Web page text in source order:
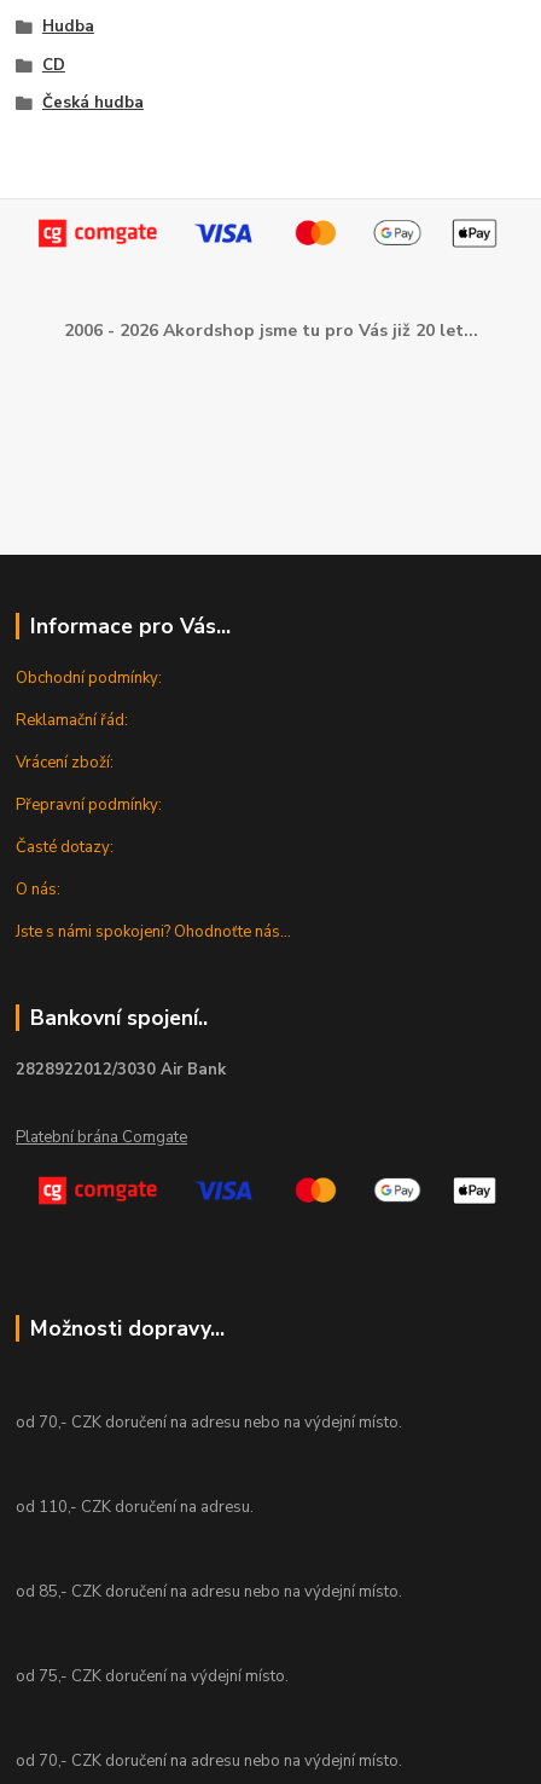
Hudba
CD
Česká hudba
2006 - 2026 Akordshop jsme tu pro Vás již 20 let...
Informace pro Vás...
Obchodní podmínky:
Reklamační řád:
Vrácení zboží:
Přepravní podmínky:
Časté dotazy:
O nás:
Jste s námi spokojeni? Ohodnoťte nás...
Bankovní spojení..
2828922012/3030 Air Bank
Platební brána Comgate
Možnosti dopravy...
od 70,- CZK doručení na adresu nebo na výdejní místo.
od 110,- CZK doručení na adresu.
od 85,- CZK doručení na adresu nebo na výdejní místo.
od 75,- CZK doručení na výdejní místo.
od 70,- CZK doručení na adresu nebo na výdejní místo.